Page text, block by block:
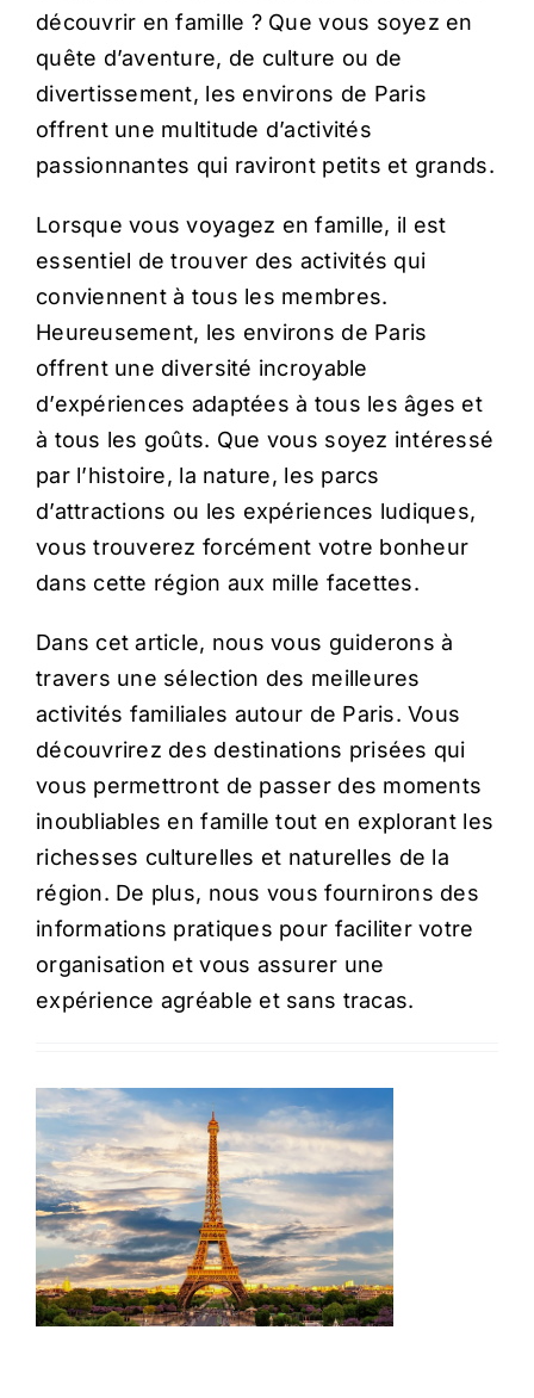
découvrir en famille ? Que vous soyez en
quête d’aventure, de culture ou de
divertissement, les environs de Paris
offrent une multitude d’activités
passionnantes qui raviront petits et grands.
Lorsque vous voyagez en famille, il est
essentiel de trouver des activités qui
conviennent à tous les membres.
Heureusement, les environs de Paris
offrent une diversité incroyable
d’expériences adaptées à tous les âges et
à tous les goûts. Que vous soyez intéressé
par l’histoire, la nature, les parcs
d’attractions ou les expériences ludiques,
vous trouverez forcément votre bonheur
dans cette région aux mille facettes.
Dans cet article, nous vous guiderons à
travers une sélection des meilleures
activités familiales autour de Paris. Vous
découvrirez des destinations prisées qui
vous permettront de passer des moments
inoubliables en famille tout en explorant les
richesses culturelles et naturelles de la
région. De plus, nous vous fournirons des
informations pratiques pour faciliter votre
organisation et vous assurer une
expérience agréable et sans tracas.